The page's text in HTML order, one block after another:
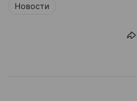
миллиардов людей. Как устроен
Новости